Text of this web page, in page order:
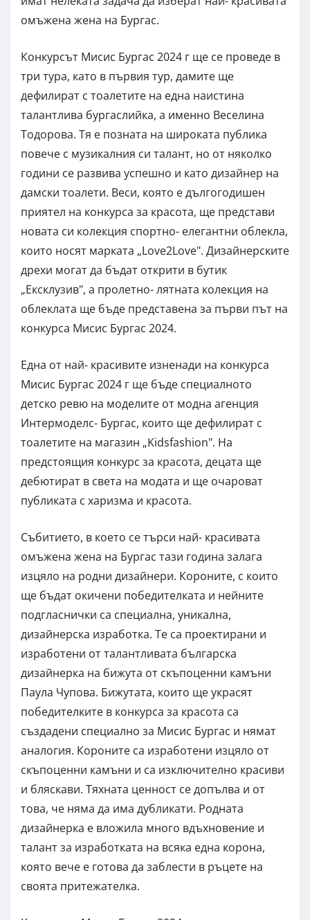
омъжена жена на Бургас.
Конкурсът Мисис Бургас 2024 г ще се проведе в
три тура, като в първия тур, дамите ще
дефилират с тоалетите на една наистина
талантлива бургаслийка, а именно Веселина
Тодорова. Тя е позната на широката публика
повече с музикалния си талант, но от няколко
години се развива успешно и като дизайнер на
дамски тоалети. Веси, която е дългогодишен
приятел на конкурса за красота, ще представи
новaта си колекция спортно- елегантни облекла,
които носят марката „Love2Love". Дизайнерските
дрехи могат да бъдат открити в бутик
„Ексклузив", а пролетно- лятната колекция на
облеклата ще бъде представена за първи път на
конкурса Мисис Бургас 2024.
Една от най- красивите изненади на конкурса
Мисис Бургас 2024 г ще бъде специалното
детско ревю на моделите от модна агенция
Интермоделс- Бургас, които ще дефилират с
тоалетите на магазин „Kidsfashion". На
предстоящия конкурс за красота, децата ще
дебютират в света на модата и ще очароват
публиката с харизма и красота.
Събитието, в което се търси най- красивата
омъжена жена на Бургас тази година залага
изцяло на родни дизайнери. Короните, с които
ще бъдат окичени победителката и нейните
подгласнички са специална, уникална,
дизайнерска изработка. Те са проектирани и
изработени от талантливата българска
дизайнерка на бижута от скъпоценни камъни
Паула Чупова. Бижутата, които ще украсят
победителките в конкурса за красота са
създадени специално за Мисис Бургас и нямат
аналогия. Короните са изработени изцяло от
скъпоценни камъни и са изключително красиви
и бляскави. Тяхната ценност се допълва и от
това, че няма да има дубликати. Родната
дизайнерка е вложила много вдъхновение и
талант за изработката на всяка една корона,
която вече е готова да заблести в ръцете на
своята притежателка.